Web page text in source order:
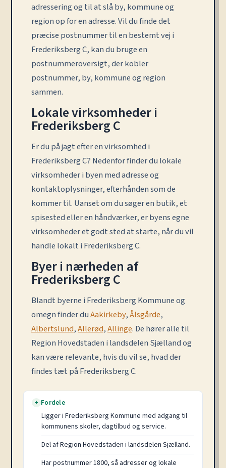
adressering og til at slå by, kommune og
region op for en adresse. Vil du finde det
præcise postnummer til en bestemt vej i
Frederiksberg C, kan du bruge en
postnummeroversigt, der kobler
postnummer, by, kommune og region
sammen.
Lokale virksomheder i
Frederiksberg C
Er du på jagt efter en virksomhed i
Frederiksberg C? Nedenfor finder du lokale
virksomheder i byen med adresse og
kontaktoplysninger, efterhånden som de
kommer til. Uanset om du søger en butik, et
spisested eller en håndværker, er byens egne
virksomheder et godt sted at starte, når du vil
handle lokalt i Frederiksberg C.
Byer i nærheden af
Frederiksberg C
Blandt byerne i Frederiksberg Kommune og
omegn finder duAakirkeby,Ålsgårde,
Albertslund,Allerød,Allinge. De hører alle til
Region Hovedstaden i landsdelen Sjælland og
kan være relevante, hvis du vil se, hvad der
findes tæt på Frederiksberg C.
+ Fordele
Ligger i Frederiksberg Kommune med adgang til
kommunens skoler, dagtilbud og service.
Del af Region Hovedstaden i landsdelen Sjælland.
Har postnummer 1800, så adresser og lokale